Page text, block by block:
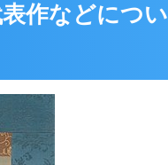
作などについ